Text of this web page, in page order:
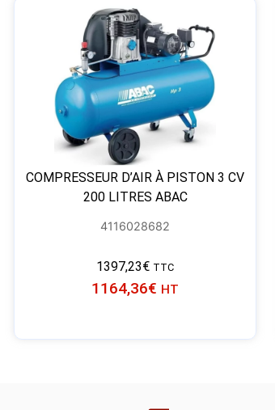
COMPRESSEUR D’AIR À PISTON 3 CV
200 LITRES ABAC
4116028682
1397,23€ TTC
1164,36€ HT